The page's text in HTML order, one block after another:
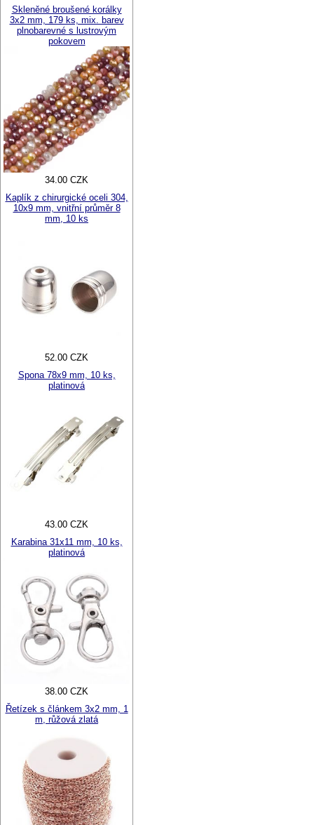
Skleněné broušené korálky
3x2 mm, 179 ks, mix. barev
plnobarevné s lustrovým
pokovem
34.00 CZK
Kaplík z chirurgické oceli 304,
10x9 mm, vnitřní průměr 8
mm, 10 ks
52.00 CZK
Spona 78x9 mm, 10 ks,
platinová
43.00 CZK
Karabina 31x11 mm, 10 ks,
platinová
38.00 CZK
Řetízek s článkem 3x2 mm, 1
m, růžová zlatá